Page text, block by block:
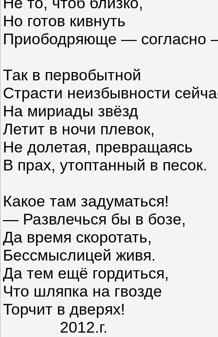
Но готов кивнуть
Приободряюще — согласно
Так в первобытной
Страсти неизбывности
На мириады звёзд
Летит в ночи плевок,
Не долетая, превращаясь
В прах, утоптанный в песок.
Какое там задуматься!
— Развлечься бы в бозе,
Да время скоротать,
Бессмыслицей живя.
Да тем ещё гордиться,
Что шляпка на гвозде
Торчит в дверях!
2012.г.